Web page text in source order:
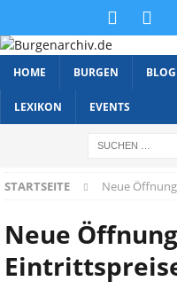
HOME BURGEN BLOG
LEXIKON EVENTS
STARTSEITE Neue
Neue